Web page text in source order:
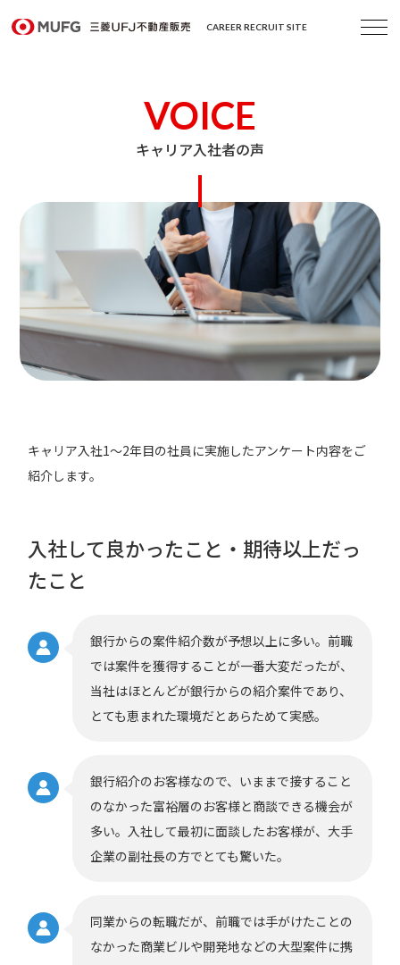
CAREER RECRUIT SITE
VOICE
キャリア入社者の声
キャリア入社1～2年目の社員に実施したアンケート内容をご
紹介します。
入社して良かったこと・期待以上だっ
たこと
銀行からの案件紹介数が予想以上に多い。前職
では案件を獲得することが一番大変だったが、
当社はほとんどが銀行からの紹介案件であり、
とても恵まれた環境だとあらためて実感。
銀行紹介のお客様なので、いままで接すること
のなかった富裕層のお客様と商談できる機会が
多い。入社して最初に面談したお客様が、大手
企業の副社長の方でとても驚いた。
同業からの転職だが、前職では手がけたことの
なかった商業ビルや開発地などの大型案件に携